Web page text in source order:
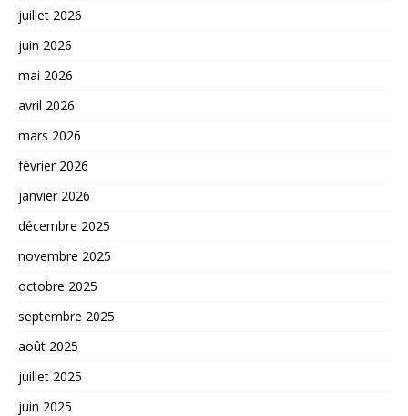
juillet 2026
juin 2026
mai 2026
avril 2026
mars 2026
février 2026
janvier 2026
décembre 2025
novembre 2025
octobre 2025
septembre 2025
août 2025
juillet 2025
juin 2025